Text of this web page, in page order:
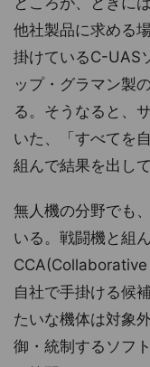
他社製品に求める
掛けているC-UAS
ップ・グラマン製
る。そうなると、
いた、「すべてを
組んで結果を出し
無人機の分野でも
いる。戦闘機と組
自社で手掛ける候
たいな機体は対象
御・統制するソフ